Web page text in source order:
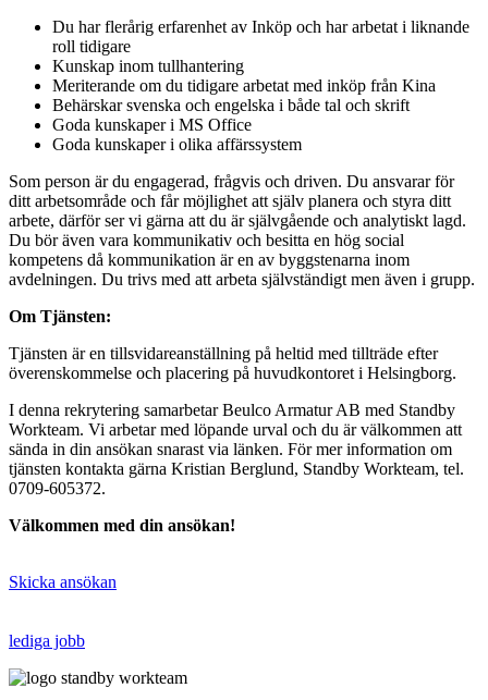
Du har flerårig erfarenhet av Inköp och har arbetat i liknande
roll tidigare
Kunskap inom tullhantering
Meriterande om du tidigare arbetat med inköp från Kina
Behärskar svenska och engelska i både tal och skrift
Goda kunskaper i MS Office
Goda kunskaper i olika affärssystem
Som person är du engagerad, frågvis och driven. Du ansvarar för
ditt arbetsområde och får möjlighet att själv planera och styra ditt
arbete, därför ser vi gärna att du är självgående och analytiskt lagd.
Du bör även vara kommunikativ och besitta en hög social
kompetens då kommunikation är en av byggstenarna inom
avdelningen. Du trivs med att arbeta självständigt men även i grupp.
Om Tjänsten:
Tjänsten är en tillsvidareanställning på heltid med tillträde efter
överenskommelse och placering på huvudkontoret i Helsingborg.
I denna rekrytering samarbetar Beulco Armatur AB med Standby
Workteam. Vi arbetar med löpande urval och du är välkommen att
sända in din ansökan snarast via länken. För mer information om
tjänsten kontakta gärna Kristian Berglund, Standby Workteam, tel.
0709-605372.
Välkommen med din ansökan!
Skicka ansökan
lediga jobb